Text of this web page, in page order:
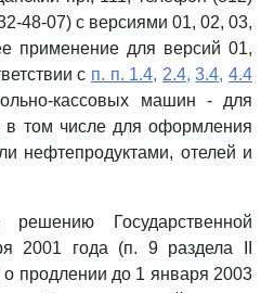
48-07) с версиями 01, 02, 03,
применение для версий 01,
с п. п. 1.4, 2.4, 3.4, 4.4
кассовых машин - для
в том числе для оформления
нефтепродуктами, отелей и
Государственной
2001 года (п. 9 раздела II
о продлении до 1 января 2003